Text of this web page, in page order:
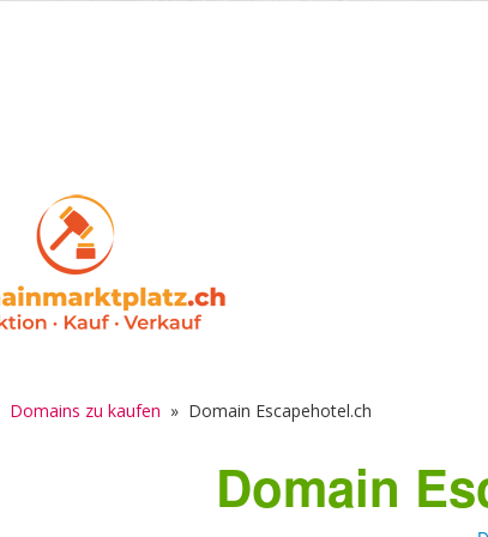
Domains zu kaufen » Domain Escapehotel.ch
Domain